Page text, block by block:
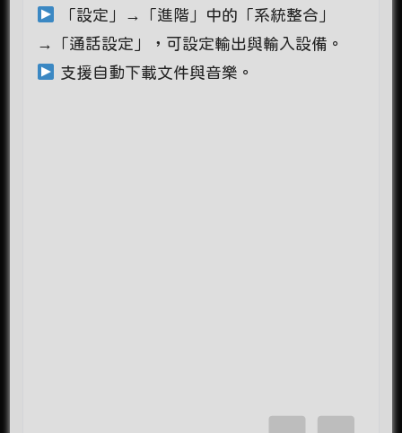
「設定」→「進階」中的「系統整合」
→「通話設定」，可設定輸出與輸入設備。
支援自動下載文件與音樂。